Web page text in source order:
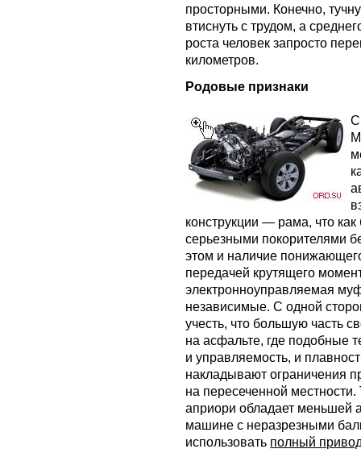
просторными. Конечно,
втиснуть с трудом, а
роста человек запросто
километров.
Родовые признаки
С
конструкции — рама, что
серьезными покорителями
этом и наличие
передачей крутящего
электронноуправляемая
независимые. С одной
учесть, что большую часть
на асфальте, где подобные
и управляемость, и
накладывают ограничения
на пересеченной
априори обладает меньшей
машине с неразрезными
использовать полный